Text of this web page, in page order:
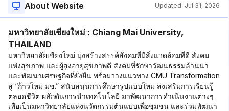
About Website Updated: Jul 31, 2026
มหาวิทยาลัยเชียงใหม่ : Chiang Mai University,
THAILAND
มหาวิทยาลัยเชียงใหม่ มุ่งสร้างสรรค์สังคมที่มีสิ่งแวดล้อมที่ดี สังคม
แห่งสุขภาพ และผู้สูงอายุสุขภาพดี สังคมที่รักษาวัฒนธรรมล้านนา
และพัฒนาเศรษฐกิจที่ยั่งยืน พร้อมวางแนวทาง CMU Transformation
สู่ “ก้าวใหม่ มช.” สนับสนุนการศึกษารูปแบบใหม่ ส่งเสริมการเรียนรู้
ตลอดชีวิต ผลักดันการนำเทคโนโลยี มาพัฒนาการดำเนินงานต่างๆ
เพื่อเป็นมหาวิทยาลัยแห่งนวัตกรรมต้นแบบเพื่อชุมชน และร่วมพัฒนา